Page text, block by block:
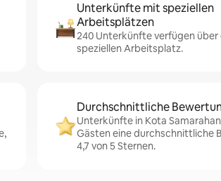
Unterkünfte mit speziellen
Arbeitsplätzen
240 Unterkünfte verfügen über
speziellen Arbeitsplatz.
Durchschnittliche
Unterkünfte in Kota
Gästen eine durchschnittliche
4,7 von 5 Sternen.